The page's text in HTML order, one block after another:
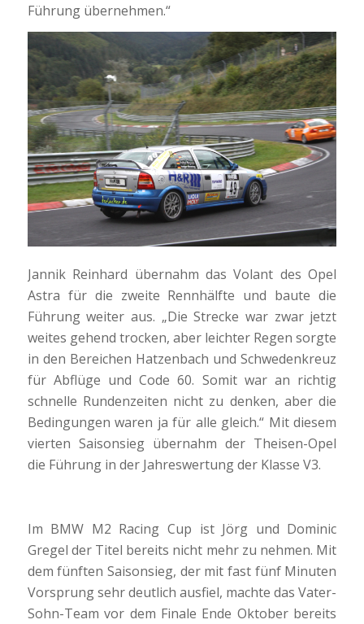
Führung übernehmen.“
Jannik Reinhard übernahm das Volant des Opel
Astra für die zweite Rennhälfte und baute die
Führung weiter aus. „Die Strecke war zwar jetzt
weites gehend trocken, aber leichter Regen sorgte
in den Bereichen Hatzenbach und Schwedenkreuz
für Abflüge und Code 60. Somit war an richtig
schnelle Rundenzeiten nicht zu denken, aber die
Bedingungen waren ja für alle gleich.“ Mit diesem
vierten Saisonsieg übernahm der Theisen-Opel
die Führung in der Jahreswertung der Klasse V3.
Im BMW M2 Racing Cup ist Jörg und Dominic
Gregel der Titel bereits nicht mehr zu nehmen. Mit
dem fünften Saisonsieg, der mit fast fünf Minuten
Vorsprung sehr deutlich ausfiel, machte das Vater-
Sohn-Team vor dem Finale Ende Oktober bereits